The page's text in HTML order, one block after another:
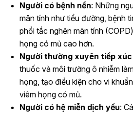
Người có bệnh nền: Những
mãn tính như tiểu đường, bệnh
phổi tắc nghẽn mãn tính
họng có mủ cao hơn.
Người thường xuyên tiếp
thuốc và môi trường ô nhiễm
họng, tạo điều kiện cho vi
viêm họng có mủ.
Người có hệ miễn dịch yếu: